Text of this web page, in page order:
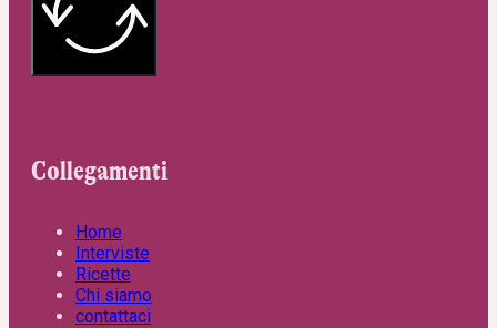
Collegamenti
Home
Interviste
Ricette
Chi siamo
contattaci